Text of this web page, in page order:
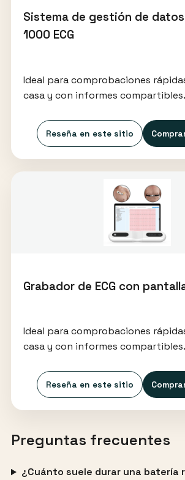
Sistema de gestión de datos
1000 ECG
Ideal para comprobaciones
casa y con informes compartibles.
Reseña en este sitio
Grabador de ECG con
Ideal para comprobaciones
casa y con informes compartibles.
Reseña en este sitio
Preguntas frecuentes
¿Cuánto suele durar una batería